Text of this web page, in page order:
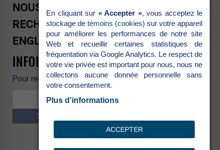
NOUS JOINDRE
RECHERCHE
ENGLISH
INFOLETTRE
Pour recevoir nos nouvelles et promotions
S’INSCRIRE
En cliquant sur « Accepter », vous acceptez le
stockage de témoins (cookies) sur votre appareil
pour améliorer les performances de notre site
Web et recueillir certaines statistiques de
fréquentation via Google Analytics. Le respect de
votre vie privée est important pour nous, nous ne
collectons aucune donnée personnelle sans
votre consentement.
Plus d'informations
ACCEPTER